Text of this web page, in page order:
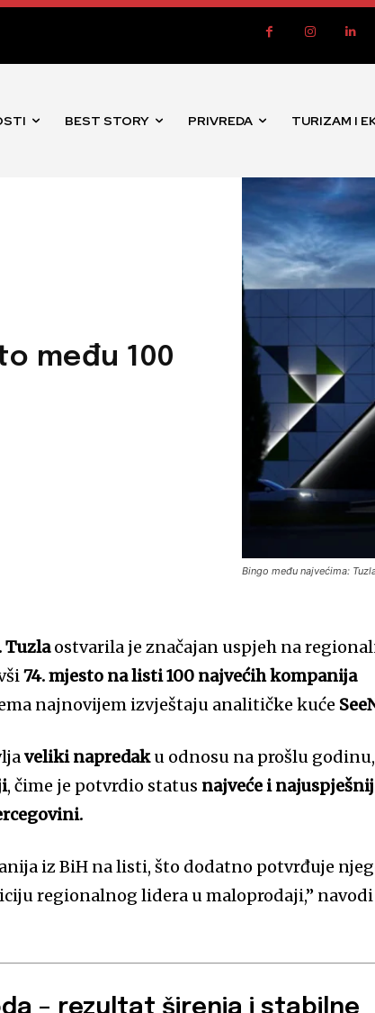
BEST STORY PRIVREDA TURIZAM I
među 100
Bingo među najvećima:
Tuzlaostvarila je značajan uspjeh na
74. mjesto na listi 100 najvećih kompanija
najnovijem izvještaju analitičke kuće
veliki napredaku odnosu na prošlu
, čime je potvrdio status najveće i
iz BiH na listi, što dodatno potvrđuje
regionalnog lidera u maloprodaji,” navodi